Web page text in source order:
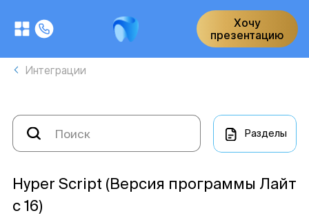
Хочу
презентацию
Интеграции
Разделы
Hyper Script (Версия программы Лайт
с 16)